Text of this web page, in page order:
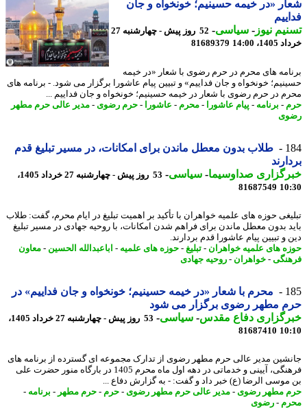
«در خیمه حسینیم؛ خونخواه و جان
نیوز-سیاسی-
52 روز پیش - چهارشنبه 27
14:00
81689379
های محرم در حرم رضوی با شعار «در خیمه
خونخواه و جان فداییم» و تبیین پیام عاشورا برگزار می شود. - برنامه های
در حرم رضوی با شعار در خیمه حسینیم؛ خونخواه و جان فداییم ...
-برنامه -پیام عاشورا-محرم-عاشورا-حرم رضوی-مدیر عالی حرم مطهر
طلاب بدون معطل ماندن برای امکانات، در مسیر تبلیغ قدم
صداوسیما-سیاسی-
53 روز پیش - چهارشنبه 27 خرداد 1405،
81687549
حوزه های علمیه خواهران با تأکید بر اهمیت تبلیغ در ایام محرم، گفت: طلاب
بدون معطل ماندن برای فراهم شدن امکانات، با روحیه جهادی در مسیر تبلیغ
و تبیین پیام عاشورا قدم بردارند.
های علمیه خواهران- تبلیغ -حوزه های علمیه-اباعبدالله الحسین-معاون
-خواهران- روحیه جهادی
محرم با شعار «در خیمه حسینیم؛ خونخواه و جان فداییم» در
مطهر رضوی برگزار می شود
دفاع مقدس-سیاسی-
53 روز پیش - چهارشنبه 27 خرداد 1405،
81687410
مدیر عالی حرم مطهر رضوی از تدارک مجموعه ای گسترده از برنامه های
فرهنگی، آیینی و خدماتی در دهه اول ماه محرم 1405 در بارگاه منور حضرت علی
الرضا (ع) خبر داد و گفت: - به گزارش دفاع ...
مطهر رضوی-مدیر عالی حرم مطهر رضوی-حرم -حرم مطهر-برنامه -
-رضوی